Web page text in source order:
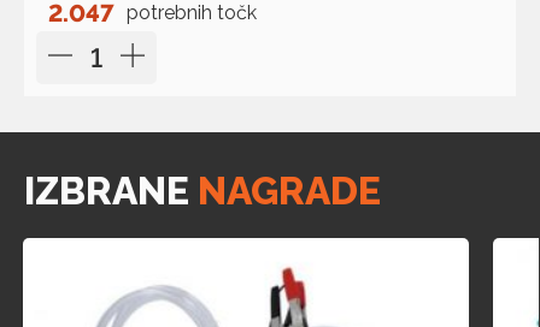
2.047 potrebnih točk
IZBRANE NAGRADE